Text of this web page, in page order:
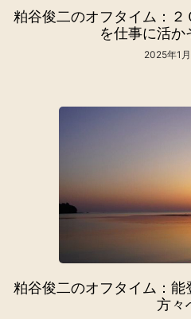
粕谷俊二のオフタイム：２
を仕事に活か
2025年1
粕谷俊二のオフタイム：
方々